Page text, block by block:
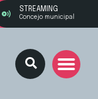
STREAMING
Concejo municipal